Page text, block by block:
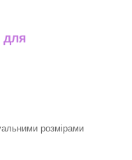
для
розмірами